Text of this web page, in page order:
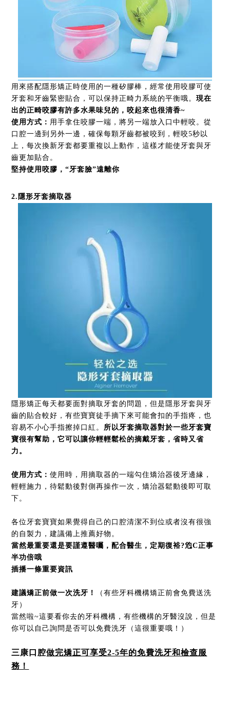
用來搭配隱形矯正時使用的一種矽膠棒，經常使用咬膠可使
牙套和牙齒緊密貼合，可以保持正畸力系統的平衡哦。現在
出的正畸咬膠有許多水果味兒的，咬起來也很清香~
使用方式 ： 用手拿住咬膠一端，將另一端放入口中輕咬。從
口腔一邊到另外一邊，確保每顆牙齒都被咬到，輕咬5秒以
上，每次換新牙套都要重複以上動作，這樣才能使牙套與牙
齒更加貼合。
堅持使用咬膠，“牙套臉”遠離你
2.隱形牙套摘取器
隱形矯正每天都要面對摘取牙套的問題，但是隱形牙套與牙
齒的貼合較好，有些寶寶徒手摘下來可能會扣的手指疼，也
容易不小心手指擦掉口紅。 所以牙套摘取器對於一些牙套寶
寶很有幫助，它可以讓你輕輕鬆松的摘戴牙套，省時又省
力。
使用方式 ：使用時，用摘取器的一端勾住矯治器後牙邊緣，
輕輕施力，待鬆動後對側再操作一次，矯治器鬆動後即可取
下。
各位牙套寶寶如果覺得自己的口腔清潔不到位或者沒有很強
的自製力，建議備上推薦好物。
當然最重要還是要謹遵醫囑，配合醫生，定期復裕?尦C正事
半功倍哦
插播一條重要資訊
建議矯正前做一次洗牙！
（有些牙科機構矯正前會免費送洗
牙）
當然啦~這要看你去的牙科機構，有些機構的牙醫沒說，但是
你可以自己詢問是否可以免費洗牙（這很重要哦！）
三康口腔做完矯正可享受2-5年的免費洗牙和檢查服
務！